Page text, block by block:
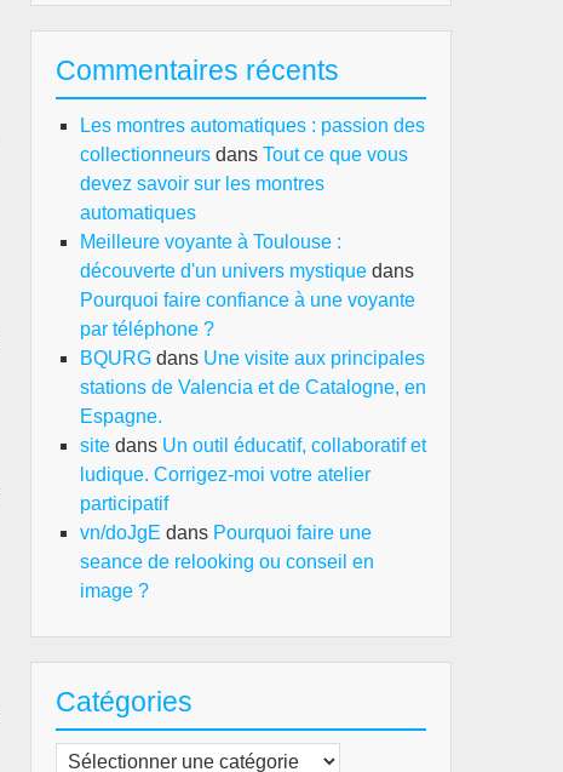
Commentaires récents
Les montres automatiques : passion des
collectionneurs dans Tout ce que vous
devez savoir sur les montres
automatiques
Meilleure voyante à Toulouse :
découverte d'un univers mystique dans
Pourquoi faire confiance à une voyante
par téléphone ?
BQURG dans Une visite aux principales
stations de Valencia et de Catalogne, en
Espagne.
site dans Un outil éducatif, collaboratif et
ludique. Corrigez-moi votre atelier
participatif
vn/doJgE dans Pourquoi faire une
seance de relooking ou conseil en
image ?
Catégories
Catégories